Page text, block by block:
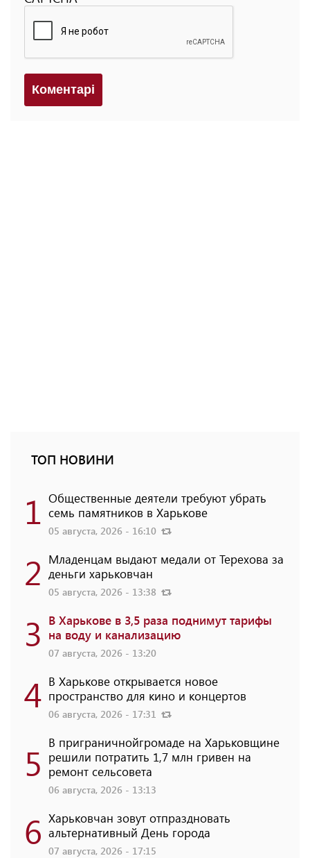
Коментарi
ТОП НОВИНИ
1 Общественные деятели требуют убрать
семь памятников в Харькове
05 августа, 2026 - 16:10
2 Младенцам выдают медали от Терехова за
деньги харьковчан
05 августа, 2026 - 13:38
3 В Харькове в 3,5 раза поднимут тарифы
на воду и канализацию
07 августа, 2026 - 13:20
4 В Харькове открывается новое
пространство для кино и концертов
06 августа, 2026 - 17:31
5 В приграничнойгромаде на Харьковщине
решили потратить 1,7 млн ​​гривен на
ремонт сельсовета
06 августа, 2026 - 13:13
6 Харьковчан зовут отпраздновать
альтернативный День города
07 августа, 2026 - 17:15